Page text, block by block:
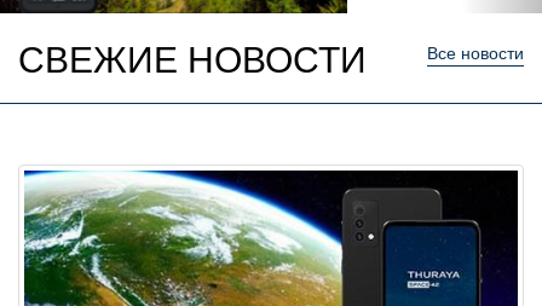
Все новости
СВЕЖИЕ НОВОСТИ